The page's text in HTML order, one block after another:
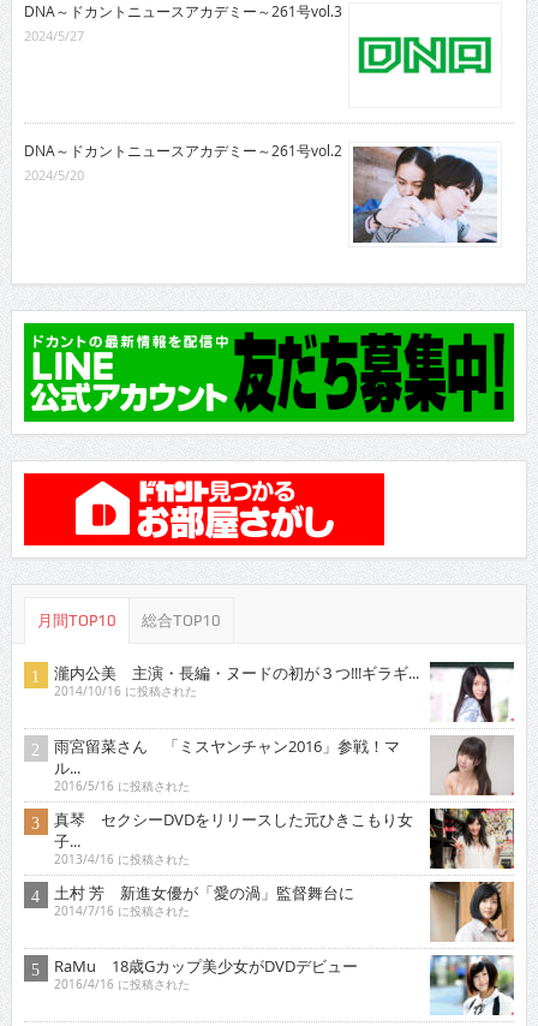
DNA～ドカントニュースアカデミー～261号vol.3
2024/5/27
DNA～ドカントニュースアカデミー～261号vol.2
2024/5/20
月間TOP10 総合TOP10
瀧内公美 主演・長編・ヌードの初が３つ!!!ギラギ...
2014/10/16 に投稿された
雨宮留菜さん 「ミスヤンチャン2016」参戦！マ
ル...
2016/5/16 に投稿された
真琴 セクシーDVDをリリースした元ひきこもり女
子...
2013/4/16 に投稿された
土村 芳 新進女優が「愛の渦」監督舞台に
2014/7/16 に投稿された
RaMu 18歳Gカップ美少女がDVDデビュー
2016/4/16 に投稿された